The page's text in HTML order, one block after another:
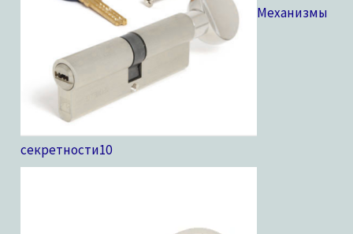
Механизмы
секретности10